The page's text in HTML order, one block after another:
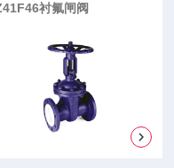
衬氟闸阀